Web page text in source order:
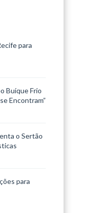
para
Buíque Frio
Encontram”
o Sertão
para